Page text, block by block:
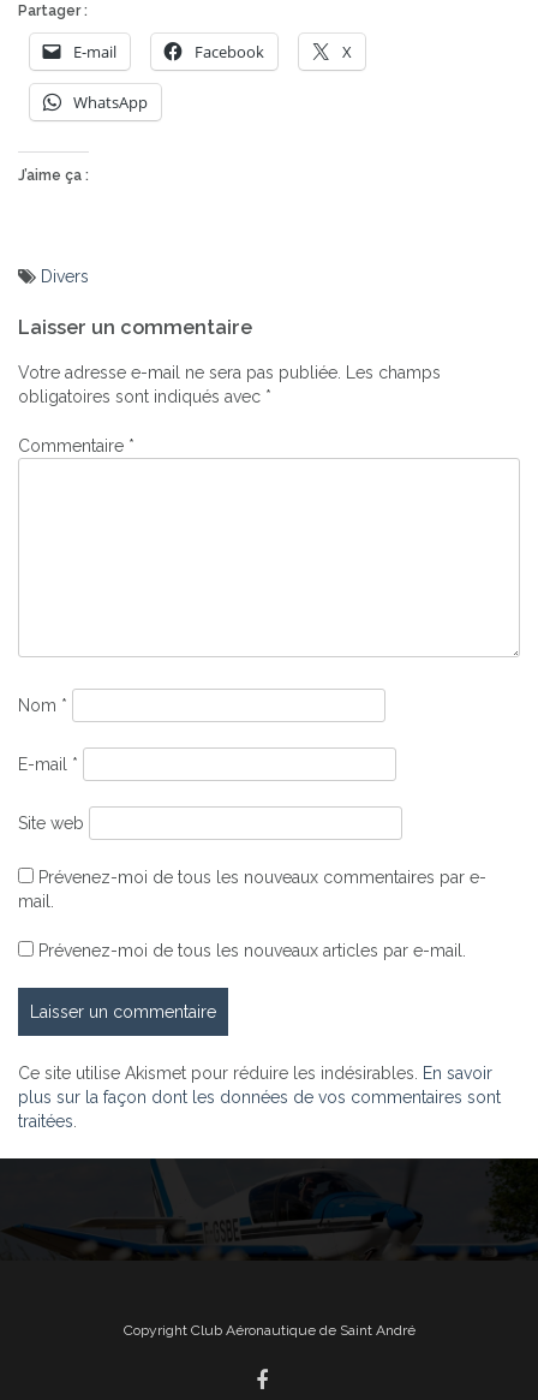
Partager :
E-mail Facebook X
WhatsApp
J’aime ça :
Divers
de
l’article
Laisser un commentaire
Votre adresse e-mail ne sera pas publiée.
Les champs
obligatoires sont indiqués avec *
Commentaire *
Nom *
E-mail *
Site web
Prévenez-moi de tous les nouveaux commentaires par e-
mail.
Prévenez-moi de tous les nouveaux articles par e-mail.
Ce site utilise Akismet pour réduire les indésirables.
En savoir
plus sur la façon dont les données de vos commentaires sont
traitées
Copyright Club Aéronautique de Saint André